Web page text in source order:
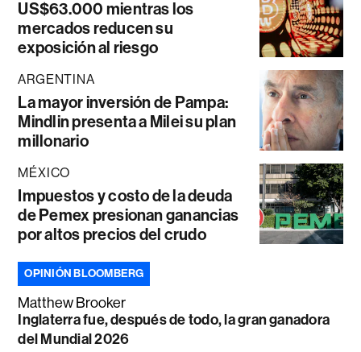
US$63.000 mientras los
mercados reducen su
exposición al riesgo
ARGENTINA
La mayor inversión de Pampa:
Mindlin presenta a Milei su plan
millonario
MÉXICO
Impuestos y costo de la deuda
de Pemex presionan ganancias
por altos precios del crudo
OPINIÓN BLOOMBERG
Matthew Brooker
Inglaterra fue, después de todo, la gran ganadora
del Mundial 2026